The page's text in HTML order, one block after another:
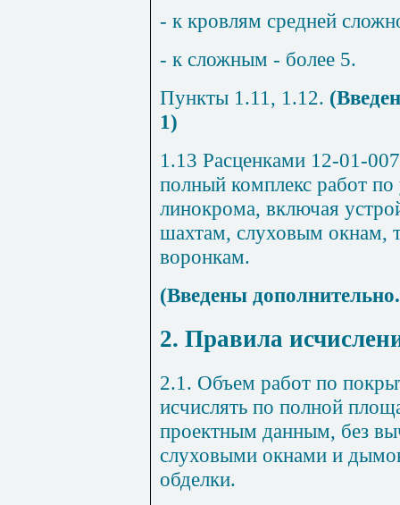
- к кровлям средней
- к сложным - более 5.
Пункты 1.11, 1.12.
1)
1.13 Расценками 12-01-
полный комплекс работ по
линокрома, включая
шахтам, слуховым окнам,
воронкам.
(Введены
2. Правила
2.1. Объем работ по
исчислять по полной
проектным данным, без
слуховыми окнами и
обделки.